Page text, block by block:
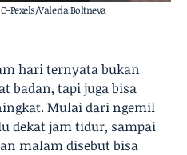
Pexels/Valeria Boltneva
hari ternyata bukan
badan, tapi juga bisa
Mulai dari ngemil
dekat jam tidur, sampai
malam disebut bisa